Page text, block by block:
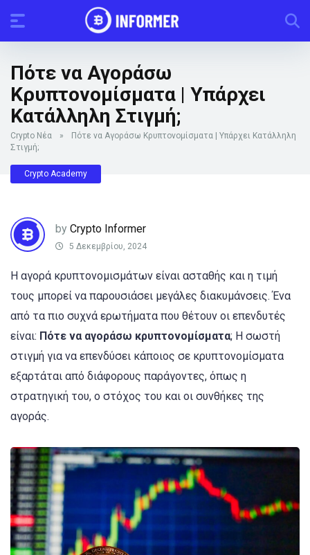
Πότε να Αγοράσω
Κρυπτονομίσματα | Υπάρχει
Κατάλληλη Στιγμή;
Crypto Νέα »
Πότε να Αγοράσω Κρυπτονομίσματα | Υπάρχει Κατάλληλη
Στιγμή;
Crypto Academy
by Crypto Informer
5 Δεκεμβρίου, 2024
Η αγορά κρυπτονομισμάτων είναι ασταθής και η τιμή
τους μπορεί να παρουσιάσει μεγάλες διακυμάνσεις. Ένα
από τα πιο συχνά ερωτήματα που θέτουν οι επενδυτές
είναι: Πότε να αγοράσω κρυπτονομίσματα; Η σωστή
στιγμή για να επενδύσει κάποιος σε κρυπτονομίσματα
εξαρτάται από διάφορους παράγοντες, όπως η
στρατηγική του, ο στόχος του και οι συνθήκες της
αγοράς.